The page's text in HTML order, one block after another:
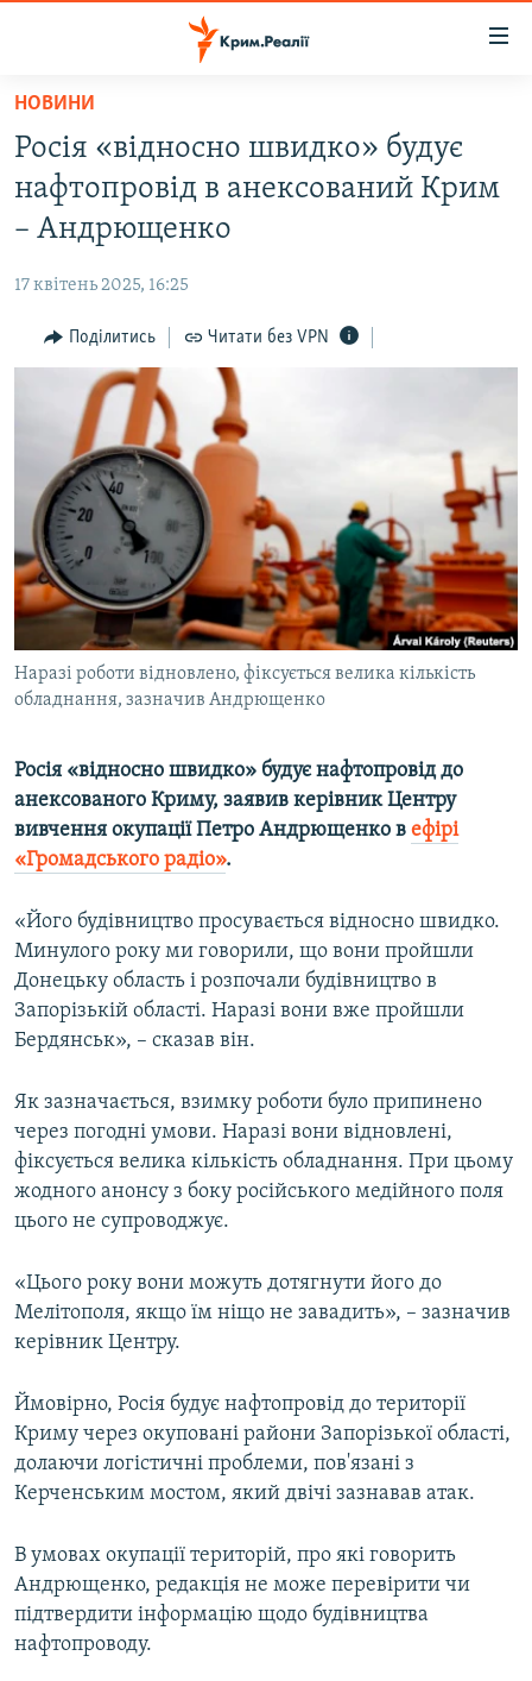
Перейти
основного
матеріалу
Перейти
основної
Перейти
до
ВОДА.КРИМ
ВІДЕО ТА ФОТО
БЛОГИ
ПОГЛЯД
ІНТЕРВ'Ю
ВСЕ ЗА ДЕНЬ
СПЕЦПРОЕКТИ
ДЕПОРТАЦІЯ
ВІДЕОУРОКИ «ELIFBE»
СВІДЧЕННЯ ОКУПАЦІЇ
УКРАЇНСЬКА ПРОБЛЕМА КРИМУ
ІНФОГРАФІКА
ЯК ОБІЙТИ БЛОКУВАННЯ
Русский
Qırımtatar
ДОЛУЧАЙСЯ!
Усі сайти RFE/RL
НОВИНИ
Росія «відносно швидко» будує
нафтопровід в анексований Крим
– Андрющенко
17 квітень 2025, 16:25
Поділитись Читати без VPN
Наразі роботи відновлено, фіксується велика кількість
обладнання, зазначив Андрющенко
Росія «відносно швидко» будує нафтопровід до
анексованого Криму, заявив керівник Центру
вивчення окупації Петро Андрющенко в ефірі
«Громадського радіо».
«Його будівництво просувається відносно швидко.
Минулого року ми говорили, що вони пройшли
Донецьку область і розпочали будівництво в
Запорізькій області. Наразі вони вже пройшли
Бердянськ», – сказав він.
Як зазначається, взимку роботи було припинено
через погодні умови. Наразі вони відновлені,
фіксується велика кількість обладнання. При цьому
жодного анонсу з боку російського медійного поля
цього не супроводжує.
«Цього року вони можуть дотягнути його до
Мелітополя, якщо їм ніщо не завадить», – зазначив
керівник Центру.
Ймовірно, Росія будує нафтопровід до території
Криму через окуповані райони Запорізької області,
долаючи логістичні проблеми, пов'язані з
Керченським мостом, який двічі зазнавав атак.
В умовах окупації територій, про які говорить
Андрющенко, редакція не може перевірити чи
підтвердити інформацію щодо будівництва
нафтопроводу.